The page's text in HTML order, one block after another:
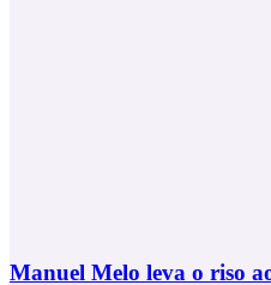
Manuel Melo leva o riso